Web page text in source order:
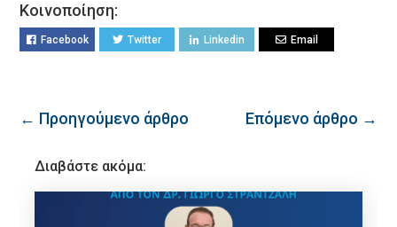
Κοινοποίηση:
Facebook Twitter Linkedin Email
← Προηγούμενο άρθρο Επόμενο άρθρο →
Διαβάστε ακόμα: